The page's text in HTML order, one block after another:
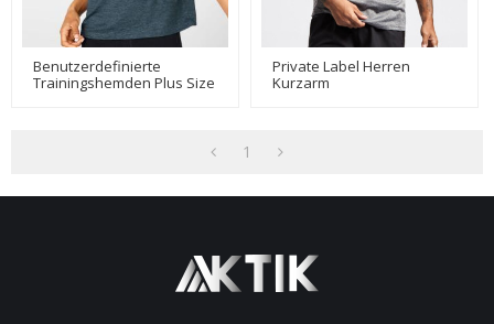
Benutzerdefinierte
Trainingshemden Plus Size
Private Label Herren
Kurzarm
1